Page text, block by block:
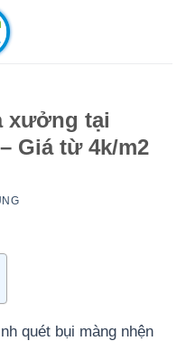
xưởng tại
Giá từ 4k/m2
quét bụi màng nhện